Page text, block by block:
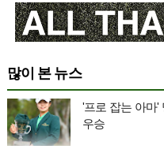
많이 본 뉴스
'프로 잡는 아마'
우승